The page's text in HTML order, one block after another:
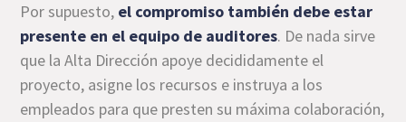
Por supuesto, el compromiso también debe estar
presente en el equipo de auditores. De nada sirve
que la Alta Dirección apoye decididamente el
proyecto, asigne los recursos e instruya a los
empleados para que presten su máxima colaboración,